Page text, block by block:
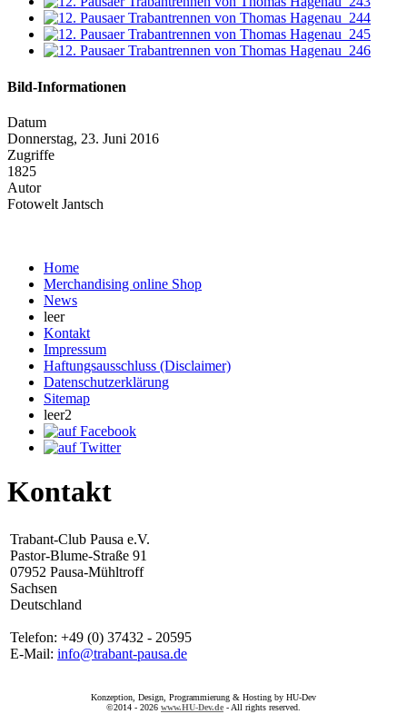
Bild-Informationen
Datum
Donnerstag, 23. Juni 2016
Zugriffe
1825
Autor
Fotowelt Jantsch
Home
Merchandising online Shop
News
leer
Kontakt
Impressum
Haftungsausschluss (Disclaimer)
Datenschutzerklärung
Sitemap
leer2
Kontakt
Trabant-Club Pausa e.V.
Pastor-Blume-Straße 91
07952 Pausa-Mühltroff
Sachsen
Deutschland
Telefon: +49 (0) 37432 - 20595
E-Mail: info@trabant-pausa.de
Konzeption, Design, Programmierung & Hosting by HU-Dev
©2014 - 2026 www.HU-Dev.de - All rights reserved.